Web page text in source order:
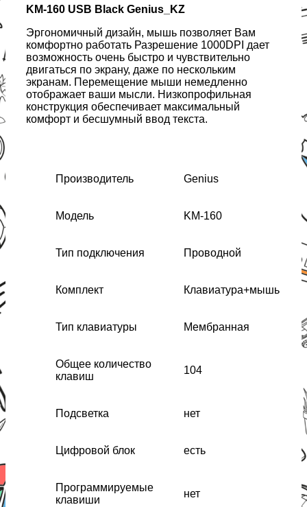
KM-160 USB Black Genius_KZ
Эргономичный дизайн, мышь позволяет Вам
комфортно работать Разрешение 1000DPI дает
возможность очень быстро и чувствительно
двигаться по экрану, даже по нескольким
экранам. Перемещение мыши немедленно
отображает ваши мысли. Низкопрофильная
конструкция обеспечивает максимальный
комфорт и бесшумный ввод текста.
Производитель Genius
Модель KM-160
Тип подключения Проводной
Комплект Клавиатура+мышь
Тип клавиатуры Мембранная
Общее количество
клавиш
104
Подсветка нет
Цифровой блок есть
Программируемые
клавиши
нет